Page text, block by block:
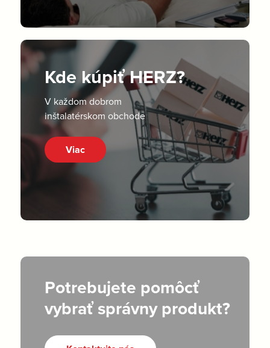
Kde kúpiť HERZ?
V každom dobrom
inštalatérskom obchode
Viac
Potrebujete pomôcť
vybrať správny produkt?